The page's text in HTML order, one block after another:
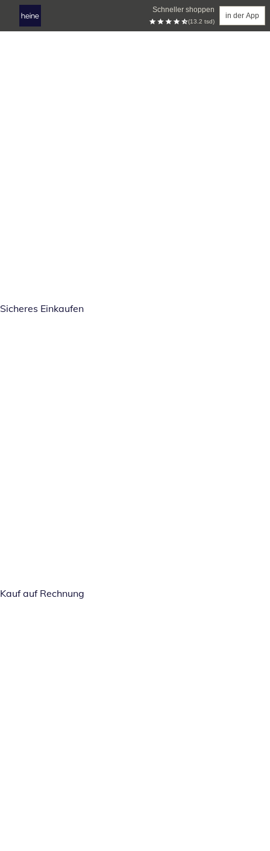
Schneller shoppen
(13.2 tsd)
in der App
Sicheres Einkaufen
Kauf auf Rechnung